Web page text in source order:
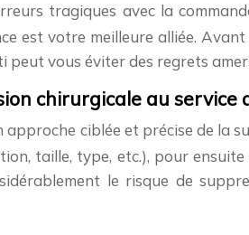
tragiques avec la
est votre meilleure alliée.
peut vous éviter des regrets
chirurgicale au service
approche ciblée et précise de la
taille, type, etc.), pour
le risque de